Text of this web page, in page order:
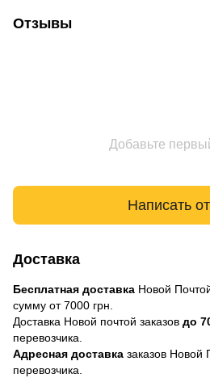
Отзывы
Добавьте
Написать
Доставка
Бесплатная доставка Новой
сумму от 7000 грн.
Доставка Новой почтой заказов до
перевозчика.
Адресная доставка заказов Новой
перевозчика.